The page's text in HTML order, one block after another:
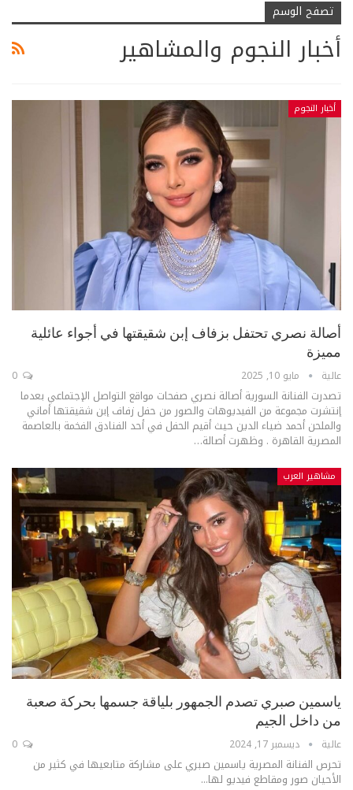
تصفح الوسم
أخبار النجوم والمشاهير
أخبار النجوم
أصالة نصري تحتفل بزفاف إبن شقيقتها في أجواء عائلية
مميزة
عالية مايو 10, 2025
تصدرت الفنانة السورية أصالة نصري صفحات مواقع التواصل الإجتماعي بعدما
إنتشرت مجموعة من الفيديوهات والصور من حفل زفاف إبن شقيقتها أماني
والملحن أحمد ضياء الدين حيث أقيم الحفل في أحد الفنادق الفخمة بالعاصمة
المصرية القاهرة . وظهرت أصالة…
مشاهير العرب
ياسمين صبري تصدم الجمهور بلياقة جسمها بحركة صعبة
من داخل الجيم
عالية ديسمبر 17, 2024
تحرص الفنانة المصرية ياسمين صبري على مشاركة متابعيها في كثير من
الأحيان صور ومقاطع فيديو لها...